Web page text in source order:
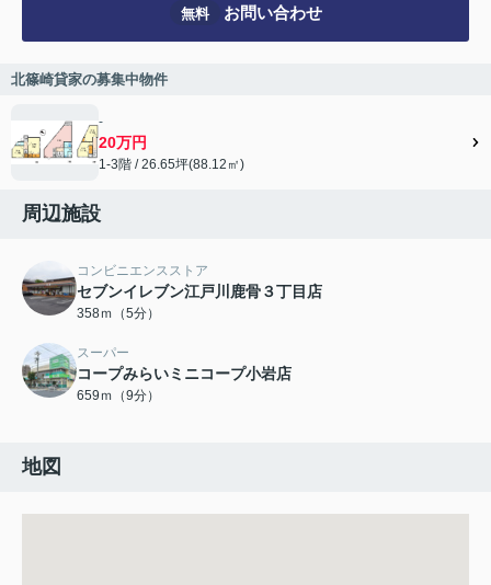
無料 お問い合わせ
北篠崎貸家の募集中物件
-
20万円
1-3階 / 26.65坪(88.12㎡)
周辺施設
コンビニエンスストア
セブンイレブン江戸川鹿骨３丁目店
358ｍ（5分）
スーパー
コープみらいミニコープ小岩店
659ｍ（9分）
地図